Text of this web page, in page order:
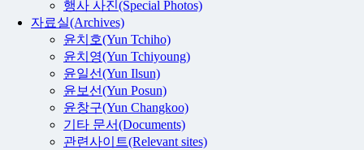
행사 사진(Special Photos)
자료실(Archives)
윤치호(Yun Tchiho)
윤치영(Yun Tchiyoung)
윤일선(Yun Ilsun)
윤보선(Yun Posun)
윤창구(Yun Changkoo)
기타 문서(Documents)
관련사이트(Relevant sites)